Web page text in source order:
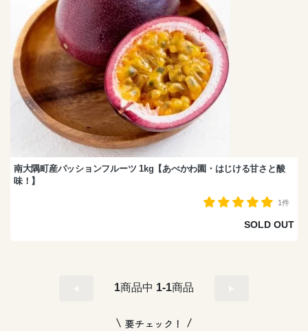
南大隅町産パッションフルーツ 1kg【あべかわ園・はじける甘さと酸
味！】
1件
SOLD OUT
1商品中 1-1商品
要チェック！